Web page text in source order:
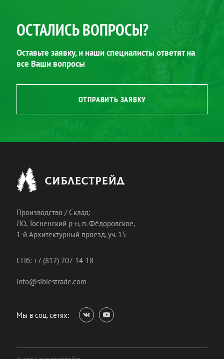
ОСТАЛИСЬ ВОПРОСЫ?
Оставьте заявку, и наши специалисты ответят на
все Ваши вопросы
ОТПРАВИТЬ ЗАЯВКУ
Производство / Склад:
ЛО, Тосненский р-н, п. Фёдоровское,
1-й Архитектурный проезд, уч. 15
СПб: +7 (812) 207-14-18
info@siblestrade.com
Мы в соц. сетях: